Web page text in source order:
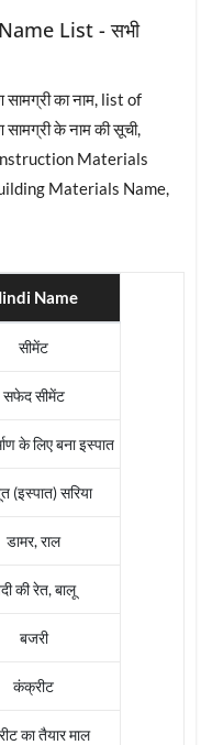
List - सभी
का नाम, list of
के नाम की सूची,
Materials
Building Materials Name,
Name
सीमेंट
सफेद सीमेंट
के लिए बना इस्पात
(इस्पात) सरिया
डामर, राल
की रेत, बालू
बजरी
कंक्रीट
का तैयार माल